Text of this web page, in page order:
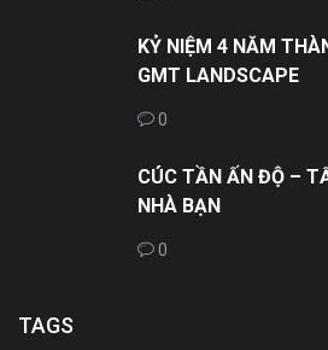
KỶ NIỆM 4 NĂM
GMT LANDSCAPE
0
CÚC TẦN ẤN ĐỘ –
NHÀ BẠN
0
TAGS